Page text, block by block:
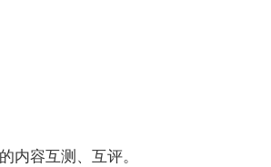
内容互测、互评。